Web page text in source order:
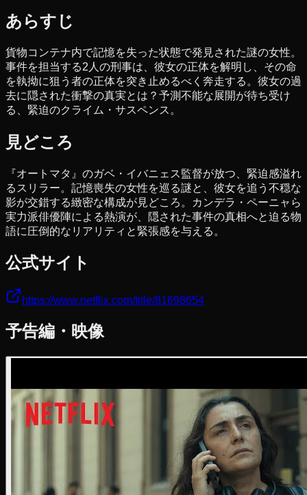
あらすじ
貨物コンテナ内で記憶を失った状態で発見された謎の女性。
事件を担当する2人の刑事は、彼女の正体を解明し、その命
を執拗に狙う者の正体を突き止めるべく奔走する。彼女の過
去に隠された衝撃の真実とは？予測不能な展開が待ち受け
る、緊迫のクライム・サスペンス。
見どころ
『オートマタ』のガベ・イバニェス監督が放つ、緊迫感溢れ
るスリラー。記憶喪失の女性を巡る謎と、彼女を追う不穏な
影が交錯する緻密な構成が見どころ。カンデラ・ペーニャら
実力派俳優陣による熱演が、隠された事件の真相へと迫る物
語に圧倒的なリアリティと緊張感を与える。
公式サイト
https://www.netflix.com/title/81698654
予告編・映像